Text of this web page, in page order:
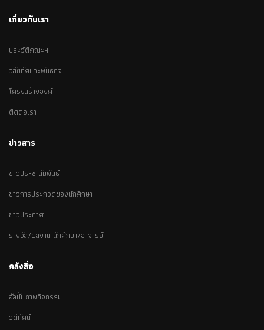
เกี่ยวกับเรา
ประวัติคณะฯ
วิสัยทัศและพันธกิจ
โครงสร้างองค์
ติดต่อเรา
ข่าวสาร
ข่าวประชาสัมพันธ์
ข่าวการประกวดของนักศึกษา
ข่าวประกาศ
รางวัล/ผลงาน นักศึกษา/อาจารย์
คลังสื่อ
อัลบั้มภาพกิจกรรม
วีดีทัศน์